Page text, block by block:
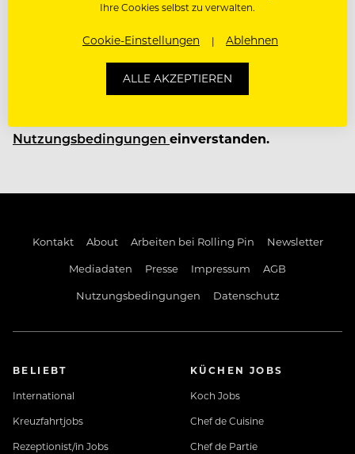
Durch das Absenden des Formulars erklärst du
dich mit den ROLLING PIN-
Nutzungsbedingungen einverstanden.
Kontakt About Arbeiten bei Rolling Pin
Newsletter
Mediadaten
Presse Impressum
AGB
Nutzungsbedingungen
Datenschutz
BELIEBT
International
Kreuzfahrtjobs
Rezeptionist/in Jobs
KÜCHEN JOBS
Koch Jobs
Chef de Cuisine
Chef de Partie
Ihre Cookies selbst zu verwalten.
Cookie-Einstellungen Ablehnen
ALLE AKZEPTIEREN